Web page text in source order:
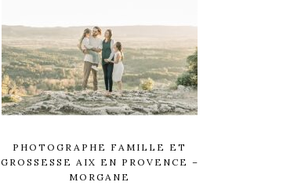
PHOTOGRAPHE FAMILLE ET
GROSSESSE AIX EN PROVENCE –
MORGANE